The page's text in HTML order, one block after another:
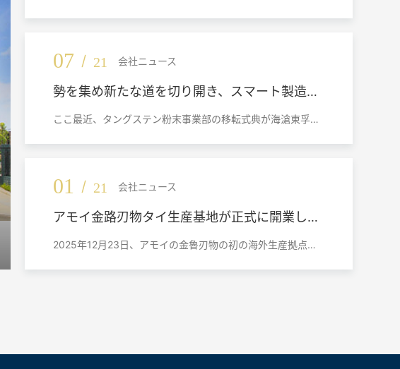
07 / 21 会社ニュース
勢を集め新たな道を切り開き、スマート製造で
ここ最近、タングステン粉末事業部の移転式典が海滄東孚の
る経営幹部が出席し、同事業部各部署の中核社員が一堂に会
し、新拠点の正式稼働を見守りました。 式典はタングステン
粉末事業部営業ディレクターの張小蘭氏が司会を務めまし
た。
01 / 21 会社ニュース
アモイ金路刃物タイ生産基地が正式に開業し、
2025年12月23日、アモイの金魯刃物の初の海外生産拠点で